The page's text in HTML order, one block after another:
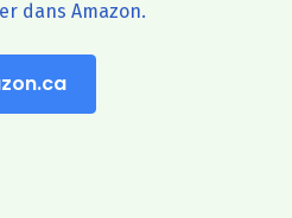
dans Amazon.